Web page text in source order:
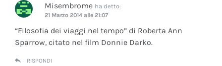
Misembrome ha detto:
21 Marzo 2014 alle 21:07
“Filosofia dei viaggi nel tempo” di Roberta Ann
Sparrow, citato nel film Donnie Darko.
RISPONDI